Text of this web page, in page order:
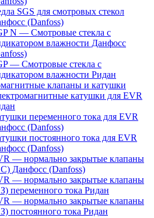
SGS для смотровых стекол
(Danfoss)
N — Смотровые стекла с
влажности Данфосс
— Смотровые стекла с
влажности Ридан
клапаны и катушки
катушки для EVR
переменного тока для EVR
(Danfoss)
постоянного тока для EVR
(Danfoss)
— нормально закрытые клапаны
Данфосс (Danfoss)
— нормально закрытые клапаны
переменного тока Ридан
— нормально закрытые клапаны
постоянного тока Ридан